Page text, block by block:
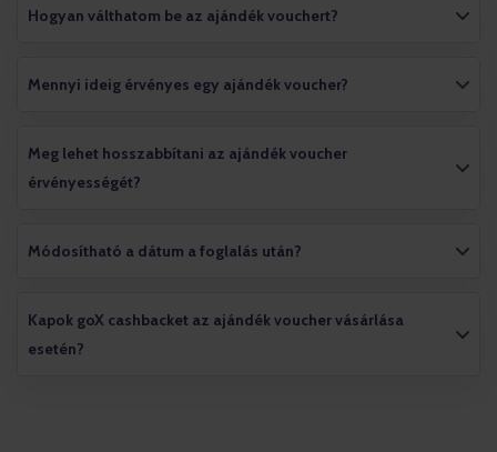
Hogyan válthatom be az ajándék vouchert?
Mennyi ideig érvényes egy ajándék voucher?
Meg lehet hosszabbítani az ajándék voucher
érvényességét?
Módosítható a dátum a foglalás után?
Kapok goX cashbacket az ajándék voucher vásárlása
esetén?